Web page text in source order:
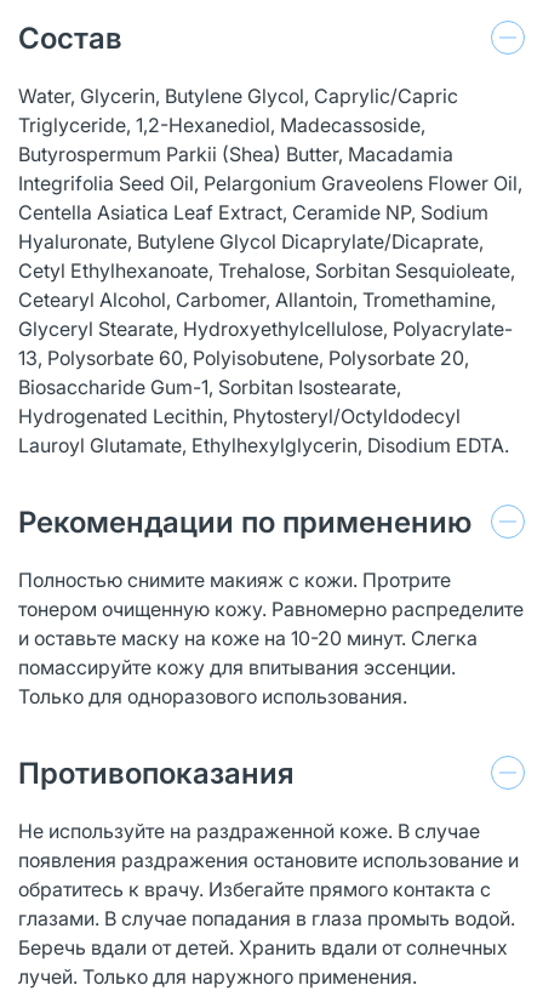
Состав
Water, Glycerin, Butylene Glycol, Caprylic/Capric
Triglyceride, 1,2-Hexanediol, Madecassoside,
Butyrospermum Parkii (Shea) Butter, Macadamia
Integrifolia Seed Oil, Pelargonium Graveolens Flower Oil,
Centella Asiatica Leaf Extract, Ceramide NP, Sodium
Hyaluronate, Butylene Glycol Dicaprylate/Dicaprate,
Cetyl Ethylhexanoate, Trehalose, Sorbitan Sesquioleate,
Cetearyl Alcohol, Carbomer, Allantoin, Tromethamine,
Glyceryl Stearate, Hydroxyethylcellulose, Polyacrylate-
13, Polysorbate 60, Polyisobutene, Polysorbate 20,
Biosaccharide Gum-1, Sorbitan Isostearate,
Hydrogenated Lecithin, Phytosteryl/Octyldodecyl
Lauroyl Glutamate, Ethylhexylglycerin, Disodium EDTA.
Рекомендации по применению
Полностью снимите макияж с кожи. Протрите
тонером очищенную кожу. Равномерно распределите
и оставьте маску на коже на 10-20 минут. Слегка
помассируйте кожу для впитывания эссенции.
Только для одноразового использования.
Противопоказания
Не используйте на раздраженной коже. В случае
появления раздражения остановите использование и
обратитесь к врачу. Избегайте прямого контакта с
глазами. В случае попадания в глаза промыть водой.
Беречь вдали от детей. Хранить вдали от солнечных
лучей. Только для наружного применения.